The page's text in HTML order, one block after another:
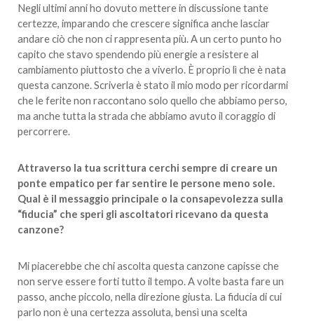
Negli ultimi anni ho dovuto mettere in discussione tante
certezze, imparando che crescere significa anche lasciar
andare ciò che non ci rappresenta più. A un certo punto ho
capito che stavo spendendo più energie a resistere al
cambiamento piuttosto che a viverlo. È proprio lì che è nata
questa canzone. Scriverla è stato il mio modo per ricordarmi
che le ferite non raccontano solo quello che abbiamo perso,
ma anche tutta la strada che abbiamo avuto il coraggio di
percorrere.
Attraverso la tua scrittura cerchi sempre di creare un
ponte empatico per far sentire le persone meno sole.
Qual è il messaggio principale o la consapevolezza sulla
“fiducia” che speri gli ascoltatori ricevano da questa
canzone?
Mi piacerebbe che chi ascolta questa canzone capisse che
non serve essere forti tutto il tempo. A volte basta fare un
passo, anche piccolo, nella direzione giusta. La fiducia di cui
parlo non è una certezza assoluta, bensì una scelta